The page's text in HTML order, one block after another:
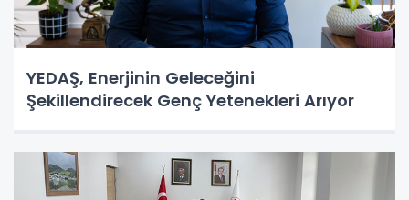
YEDAŞ, Enerjinin Geleceğini
Şekillendirecek Genç Yetenekleri Arıyor